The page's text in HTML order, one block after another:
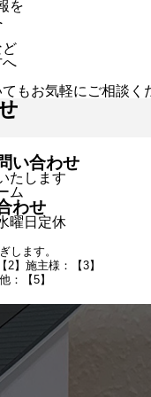
を
ど
へ
もお気軽にご相談く
い合わせ
たします
ム
わせ
曜日定休
します。
2】施主様：【3】
：【5】